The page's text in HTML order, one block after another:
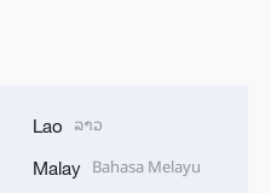
Lao ລາວ
Malay Bahasa Melayu